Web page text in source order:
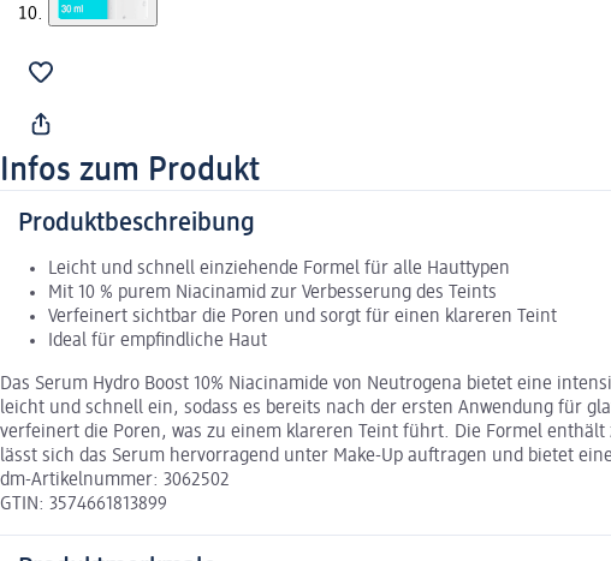
Infos zum Produkt
Produktbeschreibung
Leicht und schnell einziehende Formel für alle Hauttypen
Mit 10 % purem Niacinamid zur Verbesserung des Teints
Verfeinert sichtbar die Poren und sorgt für einen klareren Teint
Ideal für empfindliche Haut
Das Serum Hydro Boost 10% Niacinamide von Neutrogena bietet eine
leicht und schnell ein, sodass es bereits nach der ersten Anwendung für
verfeinert die Poren, was zu einem klareren Teint führt. Die Formel
lässt sich das Serum hervorragend unter Make-Up auftragen und bietet
dm-Artikelnummer: 3062502
GTIN: 3574661813899